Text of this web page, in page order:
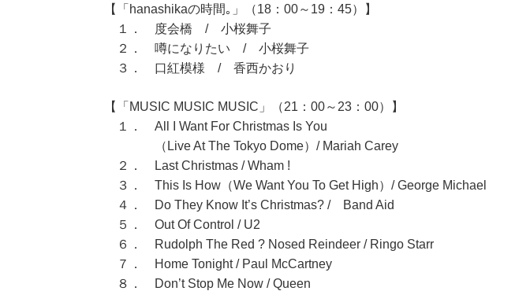
【「hanashikaの時間｡」（18：00～19：45）】
１． 度会橋 / 小桜舞子
２． 噂になりたい / 小桜舞子
３． 口紅模様 / 香西かおり
【「MUSIC MUSIC MUSIC」（21：00～23：00）】
１． All I Want For Christmas Is You
（Live At The Tokyo Dome）/ Mariah Carey
２． Last Christmas / Wham !
３． This Is How（We Want You To Get High）/ George Michael
４． Do They Know It’s Christmas? / Band Aid
５． Out Of Control / U2
６． Rudolph The Red ? Nosed Reindeer / Ringo Starr
７． Home Tonight / Paul McCartney
８． Don’t Stop Me Now / Queen